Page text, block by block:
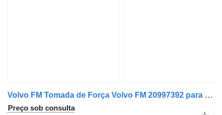
Volvo FM Tomada de Força Volvo FM 20997392 para camião Volvo
Preço sob consulta